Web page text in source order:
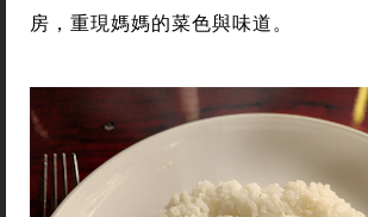
房，重現媽媽的菜色與味道­。